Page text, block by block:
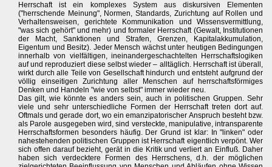
Herrschaft ist ein komplexes System aus diskursiven Elementen
("herrschende Meinung", Normen, Standards, Zurichtung auf Rollen und
Verhaltensweisen, gerichtete Kommunikation und Wissensvermittlung,
"was sich gehört" und mehr) und formaler Herrschaft (Gewalt, Institutionen
der Macht, Sanktionen und Strafen, Grenzen, Kapitalakkumulation,
Eigentum und Besitz). Jeder Mensch wächst unter heutigen Bedingungen
innerhalb von vielfältigen, ineinandergeschachtelten Herrschaftslogiken
auf und reproduziert diese selbst wieder – alltäglich. Herrschaft ist überall,
wirkt durch alle Teile von Gesellschaft hindurch und entsteht aufgrund der
völlig einseitigen Zurichtung aller Menschen auf herrschaftsförmiges
Denken und Handeln "wie von selbst" immer wieder neu.
Das gilt, wie könnte es anders sein, auch in politischen Gruppen. Sehr
viele und sehr unterschiedliche Formen der Herrschaft treten dort auf.
Oftmals und gerade dort, wo ein emanzipatorischer Anspruch besteht bzw.
als Parole ausgegeben wird, sind versteckte, manipulative, intransparente
Herrschaftsformen besonders häufig. Der Grund ist klar: In "linken" oder
nahestehenden politischen Gruppen ist Herrschaft eigentlich verpönt. Wer
sich offen darauf bezieht, gerät in die Kritik und verliert an Einfluß. Daher
haben sich verdecktere Formen des Herrschens, d.h. der möglichen